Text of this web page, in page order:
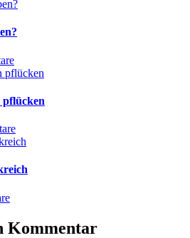
pflücken
Kommentar